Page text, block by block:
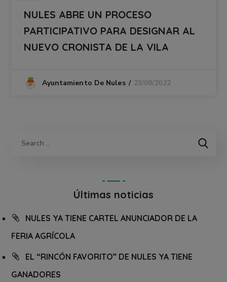
NULES ABRE UN PROCESO
PARTICIPATIVO PARA DESIGNAR AL
NUEVO CRONISTA DE LA VILA
Ayuntamiento De Nules 23/09/2022
Últimas noticias
NULES YA TIENE CARTEL ANUNCIADOR DE LA
FERIA AGRÍCOLA
EL “RINCÓN FAVORITO” DE NULES YA TIENE
GANADORES